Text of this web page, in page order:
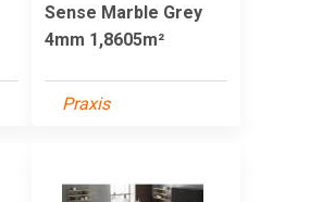
Sense Marble Grey
4mm 1,8605m²
Praxis